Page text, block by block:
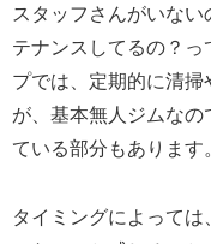
スタッフさんがいな
テナンスしてるの？
プでは、定期的に清
が、基本無人ジムな
ている部分もあります
タイミングによって